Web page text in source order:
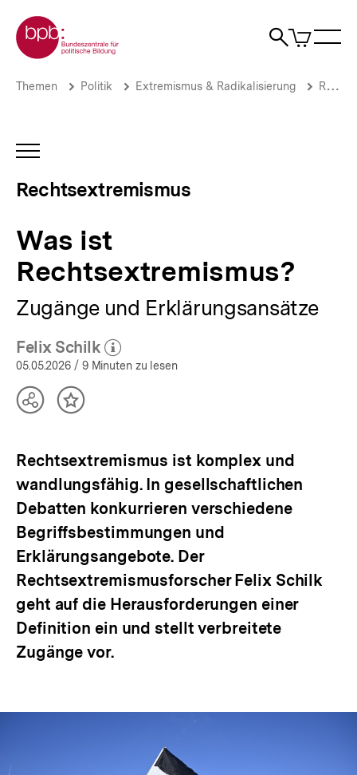
zum
Seiteninhalt
springen
Zur Startseite der bpb
Suche
Artikel
im
Was
Rechtsextremismus
Brotkrümelnavigation
Pfadnavigation
Themen Politik Extremismus & Radikalisierung Rechtsextremismus
INHALTSNAVIGATION
Rechtsextremismus
Was ist
Rechtsextremismus?
Zugänge und Erklärungsansätze
Felix Schilk
(Mehr zum Autor)
öffnen
05.05.2026 / 9 Minuten zu lesen
TeilenInhalt
Rechtsextremismus ist komplex und
wandlungsfähig. In gesellschaftlichen
Debatten konkurrieren verschiedene
Begriffsbestimmungen und
Erklärungsangebote. Der
Rechtsextremismusforscher Felix Schilk
geht auf die Herausforderungen einer
Definition ein und stellt verbreitete
Zugänge vor.